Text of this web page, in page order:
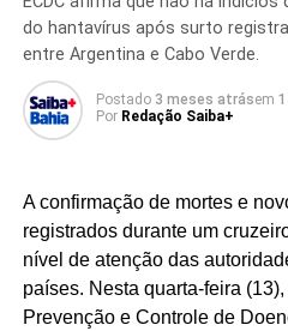
do hantavírus após surto
entre Argentina e Cabo Verde.
Postado 3 meses atrásem
Por Redação Saiba+
A confirmação de mortes e
registrados durante um
nível de atenção das
países. Nesta quarta-feira
Prevenção e Controle de